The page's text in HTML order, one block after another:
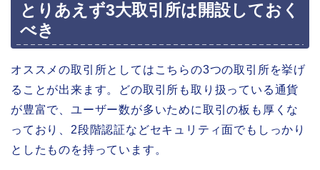
とりあえず3大取引所は開設しておく
べき
オススメの取引所としてはこちらの3つの取引所を挙げ
ることが出来ます。どの取引所も取り扱っている通貨
が豊富で、ユーザー数が多いために取引の板も厚くな
っており、2段階認証などセキュリティ面でもしっかり
としたものを持っています。